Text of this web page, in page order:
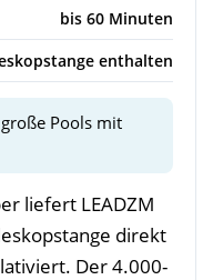
bis 60 Minuten
enthalten
Pools mit
liefert LEADZM
direkt
Der 4.000-